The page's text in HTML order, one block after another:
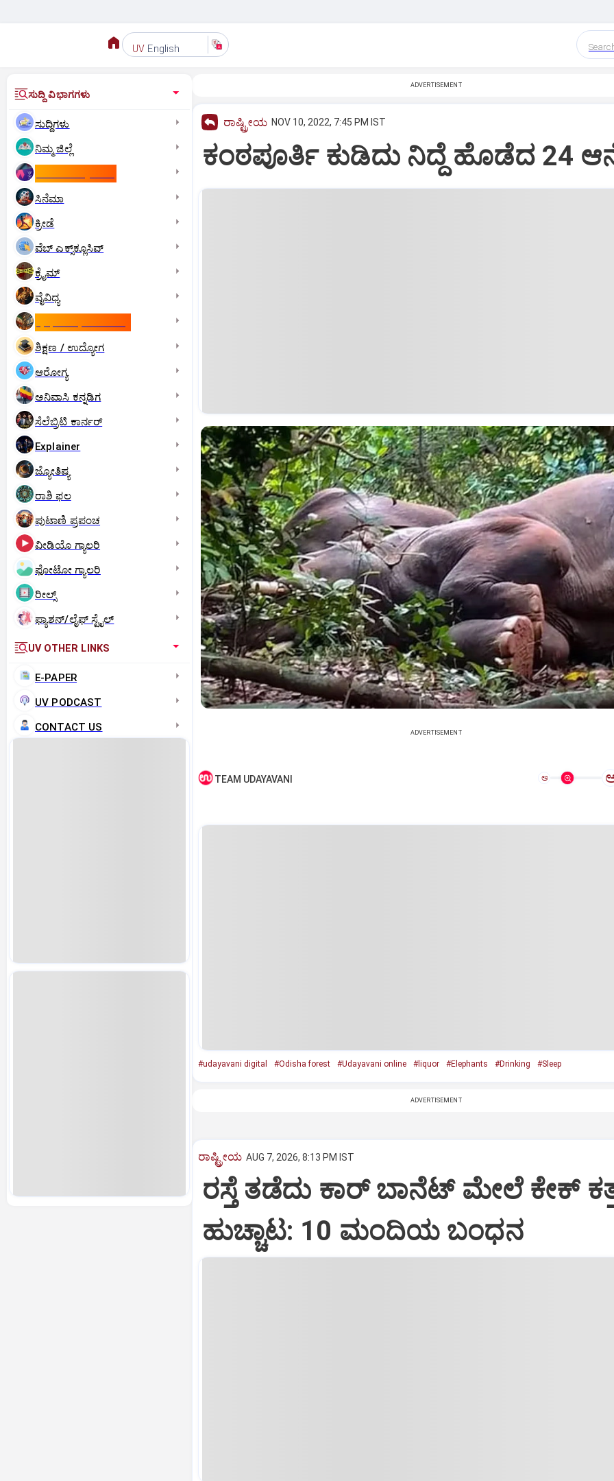
UV English
ಸುದ್ದಿ ವಿಭಾಗಗಳು
ಸುದ್ದಿಗಳು
ನಿಮ್ಮ ಜಿಲ್ಲೆ
ಸಿನೆಮಾ
ಕ್ರೀಡೆ
ವೆಬ್ ಎಕ್ಸ್‌ಕ್ಲೂಸಿವ್
ಕ್ರೈಮ್
ವೈವಿಧ್ಯ
ಶಿಕ್ಷಣ / ಉದ್ಯೋಗ
ಆರೋಗ್ಯ
ಅನಿವಾಸಿ ಕನ್ನಡಿಗ
ಸೆಲೆಬ್ರಿಟಿ ಕಾರ್ನರ್‌
Explainer
ಜ್ಯೋತಿಷ್ಯ
ರಾಶಿ ಫಲ
ಪುಟಾಣಿ ಪ್ರಪಂಚ
ವೀಡಿಯೊ ಗ್ಯಾಲರಿ
ಫೋಟೋ ಗ್ಯಾಲರಿ
ರೀಲ್ಸ್
ಫ್ಯಾಶನ್/ಲೈಫ್‌ ಸ್ಟೈಲ್
UV OTHER LINKS
E-PAPER
UV PODCAST
CONTACT US
ADVERTISEMENT
ರಾಷ್ಟ್ರೀಯ NOV 10, 2022, 7:45 PM IST
ಕಂಠಪೂರ್ತಿ ಕುಡಿದು ನಿದ್ದೆ ಹೊಡೆದ 24
ADVERTISEMENT
TEAM UDAYAVANI ಅ
#udayavani digital #Odisha forest #Udayavani online #liquor #Elephants #Drinking #Sleep
ADVERTISEMENT
ರಾಷ್ಟ್ರೀಯ AUG 7, 2026, 8:13 PM IST
ರಸ್ತೆ ತಡೆದು ಕಾರ್ ಬಾನೆಟ್ ಮೇಲೆ ಕೇಕ್
ಹುಚ್ಚಾಟ: 10 ಮಂದಿಯ ಬಂಧನ